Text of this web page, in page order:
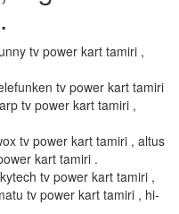
tv power kart tamiri ,
tv power kart tamiri
tv power kart tamiri ,
tv power kart tamiri , altus
kart tamiri .
tv power kart tamiri ,
tv power kart tamiri , hi-